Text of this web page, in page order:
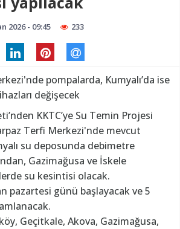
2026 - 09:45 233
pompalarda, Kumyalı’da ise
değişecek
KKTC’ye Su Temin Projesi
Terfi Merkezi'nde mevcut
su deposunda debimetre
Gazimağusa ve İskele
su kesintisi olacak.
pazartesi günü başlayacak ve 5
Geçitkale, Akova, Gazimağusa,